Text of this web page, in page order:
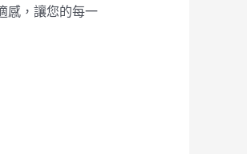
感，讓您的每一